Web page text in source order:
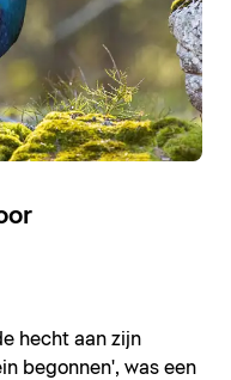
hecht aan zijn
begonnen', was een